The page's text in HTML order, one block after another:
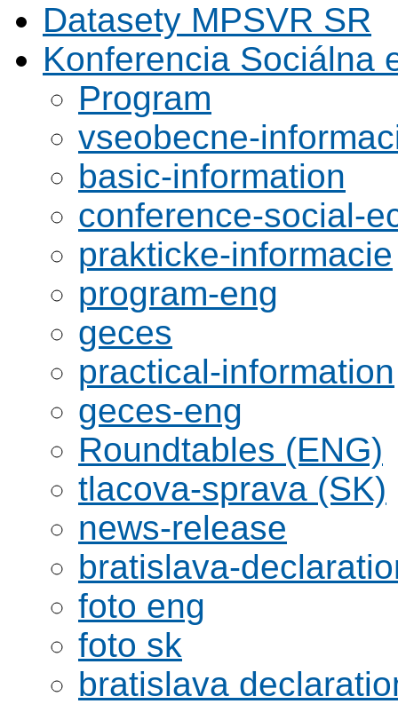
Datasety MPSVR SR
Konferencia Sociálna
Program
vseobecne-
basic-information
conference-social-
prakticke-informacie
program-eng
geces
practical-information
geces-eng
Roundtables (ENG)
tlacova-sprava (SK)
news-release
bratislava-
foto eng
foto sk
bratislava